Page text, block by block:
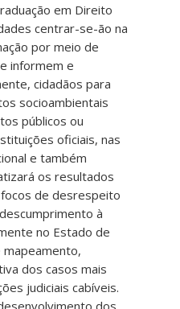
em Direito
centrar-se-ão na
por meio de
informem e
cidadãos para
socioambientais
públicos ou
oficiais, nas
e também
os resultados
de desrespeito
à
no Estado de
mapeamento,
dos casos mais
judiciais cabíveis.
dos